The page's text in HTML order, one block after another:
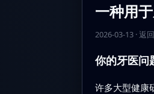
一种用
2026-03-13· 返
你的牙医问
许多大型健康